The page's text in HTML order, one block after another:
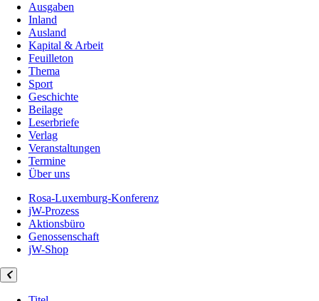
Ausgaben
Inland
Ausland
Kapital & Arbeit
Feuilleton
Thema
Sport
Geschichte
Beilage
Leserbriefe
Verlag
Veranstaltungen
Termine
Über uns
Rosa-Luxemburg-Konferenz
jW-Prozess
Aktionsbüro
Genossenschaft
jW-Shop